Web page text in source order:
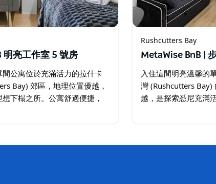
明亮工作室 5 號房
公寓位於充滿活力的拉什卡
Bay) 郊區，地理位置優越，
下榻之所。公寓舒適便捷，
Rushcutters Bay
MetaWise BnB |
入住這間明亮溫馨的
灣 (Rushcutters Bay)
越，是探索悉尼充滿